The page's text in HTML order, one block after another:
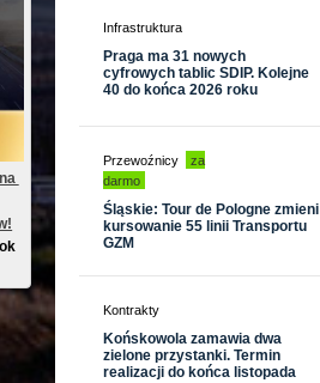
Infrastruktura
Praga ma 31 nowych
cyfrowych tablic SDIP. Kolejne
40 do końca 2026 roku
Przewoźnicy
za
darmo
Śląskie: Tour de Pologne zmieni
kursowanie 55 linii Transportu
GZM
Kontrakty
Końskowola zamawia dwa
zielone przystanki. Termin
realizacji do końca listopada